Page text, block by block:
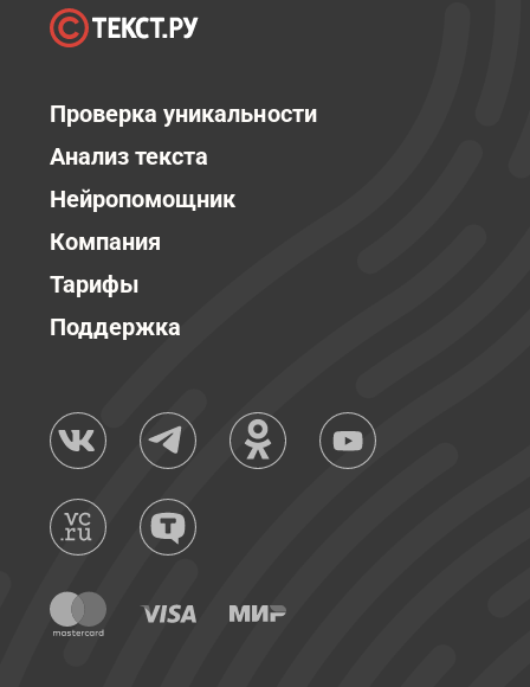
Проверка уникальности
Анализ текста
Нейропомощник
Компания
Тарифы
Поддержка